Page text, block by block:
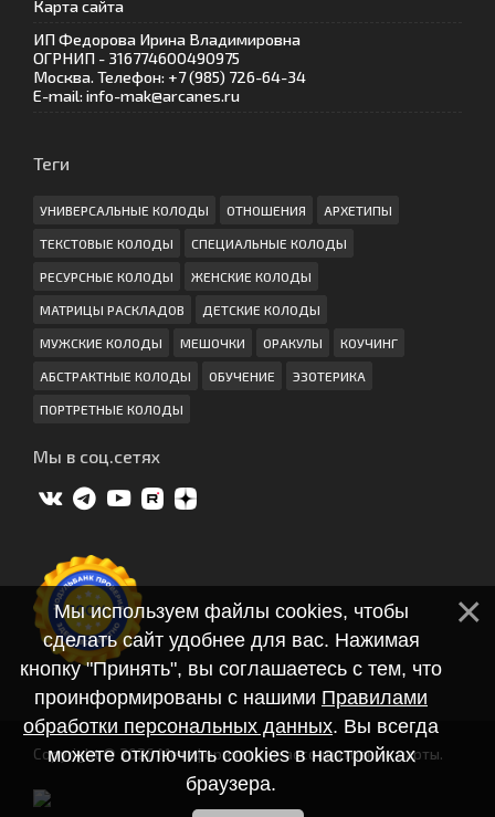
Карта сайта
ИП Федорова Ирина Владимировна
ОГРНИП - 316774600490975
Москва. Телефон: +7 (985) 726-64-34
E-mail: info-mak@arcanes.ru
Теги
УНИВЕРСАЛЬНЫЕ КОЛОДЫ ОТНОШЕНИЯ АРХЕТИПЫ
ТЕКСТОВЫЕ КОЛОДЫ СПЕЦИАЛЬНЫЕ КОЛОДЫ
РЕСУРСНЫЕ КОЛОДЫ ЖЕНСКИЕ КОЛОДЫ
МАТРИЦЫ РАСКЛАДОВ ДЕТСКИЕ КОЛОДЫ
МУЖСКИЕ КОЛОДЫ МЕШОЧКИ ОРАКУЛЫ КОУЧИНГ
АБСТРАКТНЫЕ КОЛОДЫ ОБУЧЕНИЕ ЭЗОТЕРИКА
ПОРТРЕТНЫЕ КОЛОДЫ
Мы в соц.сетях
Copyright © 2026 Метафорические ассоциативные карты.
Мы используем файлы cookies, чтобы
сделать сайт удобнее для вас. Нажимая
кнопку "Принять", вы соглашаетесь с тем, что
проинформированы с нашими Правилами
обработки персональных данных. Вы всегда
можете отключить cookies в настройках
браузера.